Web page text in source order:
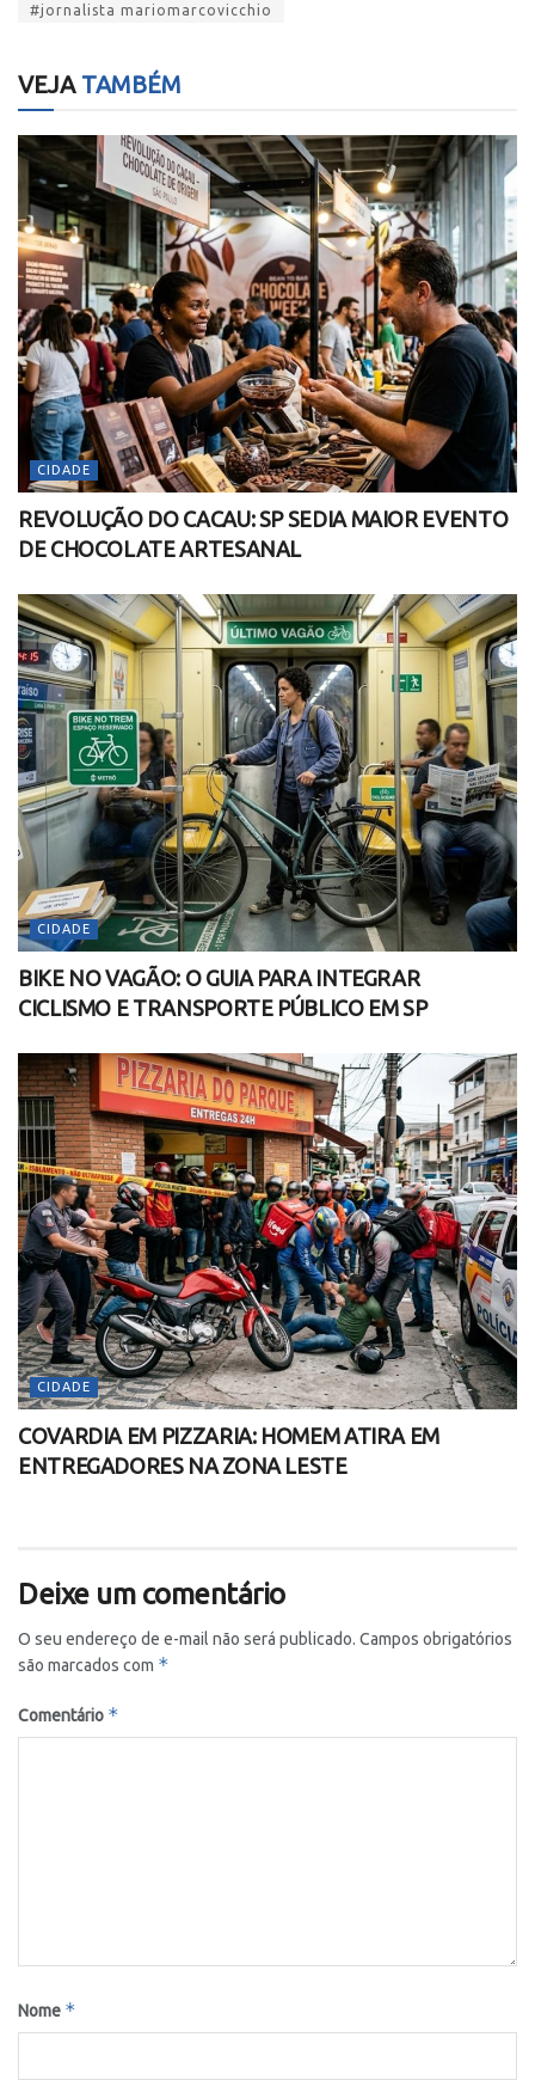
#jornalista mariomarcovicchio
VEJATAMBÉM
CIDADE
REVOLUÇÃO DO CACAU: SP SEDIA MAIOR EVENTO
DE CHOCOLATE ARTESANAL
CIDADE
BIKE NO VAGÃO: O GUIA PARA INTEGRAR
CICLISMO E TRANSPORTE PÚBLICO EM SP
CIDADE
COVARDIA EM PIZZARIA: HOMEM ATIRA EM
ENTREGADORES NA ZONA LESTE
Deixe um comentário
O seu endereço de e-mail não será publicado. Campos obrigatórios
são marcados com *
Comentário *
Nome *